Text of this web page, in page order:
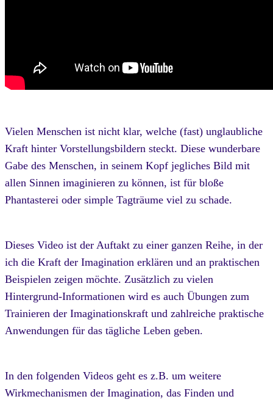
Vielen Menschen ist nicht klar, welche (fast) unglaubliche
Kraft hinter Vorstellungsbildern steckt. Diese wunderbare
Gabe des Menschen, in seinem Kopf jegliches Bild mit
allen Sinnen imaginieren zu können, ist für bloße
Phantasterei oder simple Tagträume viel zu schade.
Dieses Video ist der Auftakt zu einer ganzen Reihe, in der
ich die Kraft der Imagination erklären und an praktischen
Beispielen zeigen möchte. Zusätzlich zu vielen
Hintergrund-Informationen wird es auch Übungen zum
Trainieren der Imaginationskraft und zahlreiche praktische
Anwendungen für das tägliche Leben geben.
In den folgenden Videos geht es z.B. um weitere
Wirkmechanismen der Imagination, das Finden und